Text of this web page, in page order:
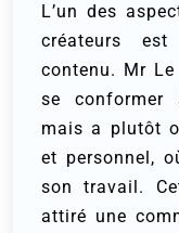
L’un des
créateurs
contenu. Mr
se conformer
mais a plutôt
et personnel,
son travail.
attiré une